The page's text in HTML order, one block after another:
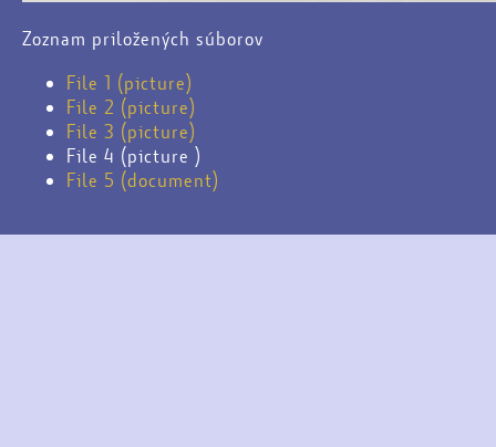
Zoznam priložených súborov
File 1 (picture)
File 2 (picture)
File 3 (picture)
File 4 (picture )
File 5 (document)